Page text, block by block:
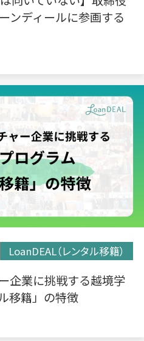
ンディールに参画する
LoanDEAL（レンタル移籍）
企業に挑戦する越境学
移籍」の特徴